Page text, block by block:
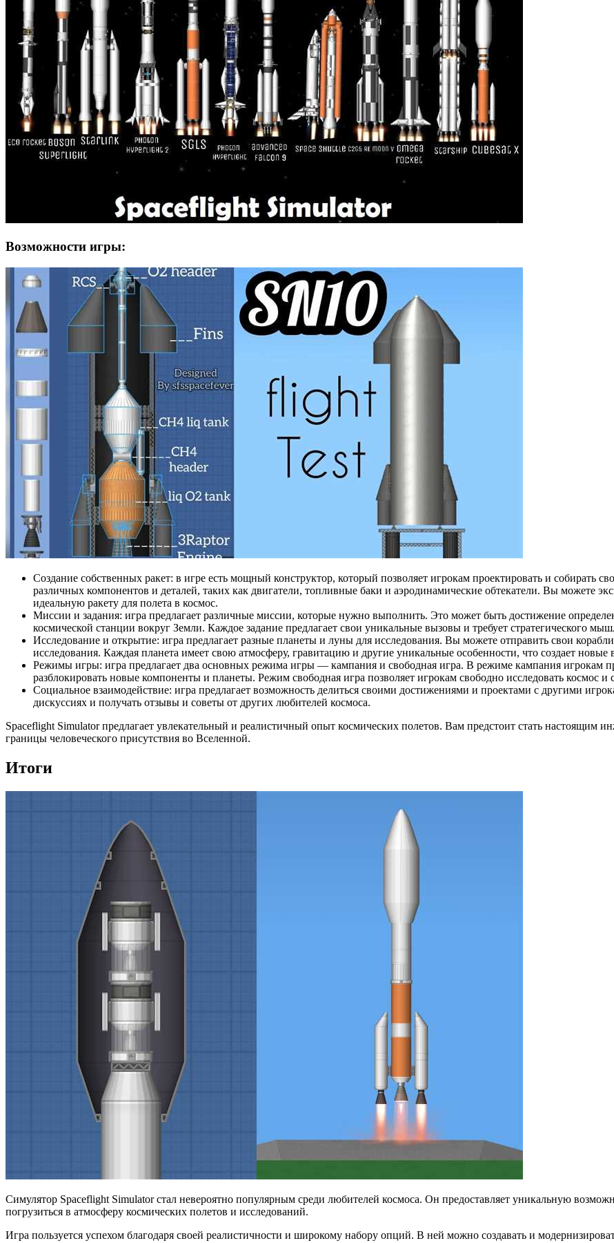
Возможности игры:
Создание собственных ракет: в игре есть мощный конструктор, который позволяет игрокам проектировать и собирать
различных компонентов и деталей, таких как двигатели, топливные баки и аэродинамические обтекатели. Вы можете
идеальную ракету для полета в космос.
Миссии и задания: игра предлагает различные миссии, которые нужно выполнить. Это может быть достижение
космической станции вокруг Земли. Каждое задание предлагает свои уникальные вызовы и требует стратегического
Исследование и открытие: игра предлагает разные планеты и луны для исследования. Вы можете отправить свои
исследования. Каждая планета имеет свою атмосферу, гравитацию и другие уникальные особенности, что создает
Режимы игры: игра предлагает два основных режима игры — кампания и свободная игра. В режиме кампания игрокам
разблокировать новые компоненты и планеты. Режим свободная игра позволяет игрокам свободно исследовать космос и
Социальное взаимодействие: игра предлагает возможность делиться своими достижениями и проектами с другими
дискуссиях и получать отзывы и советы от других любителей космоса.
Spaceflight Simulator предлагает увлекательный и реалистичный опыт космических полетов. Вам предстоит стать настоящим
границы человеческого присутствия во Вселенной.
Итоги
Симулятор Spaceflight Simulator стал невероятно популярным среди любителей космоса. Он предоставляет уникальную
погрузиться в атмосферу космических полетов и исследований.
Игра пользуется успехом благодаря своей реалистичности и широкому набору опций. В ней можно создавать и